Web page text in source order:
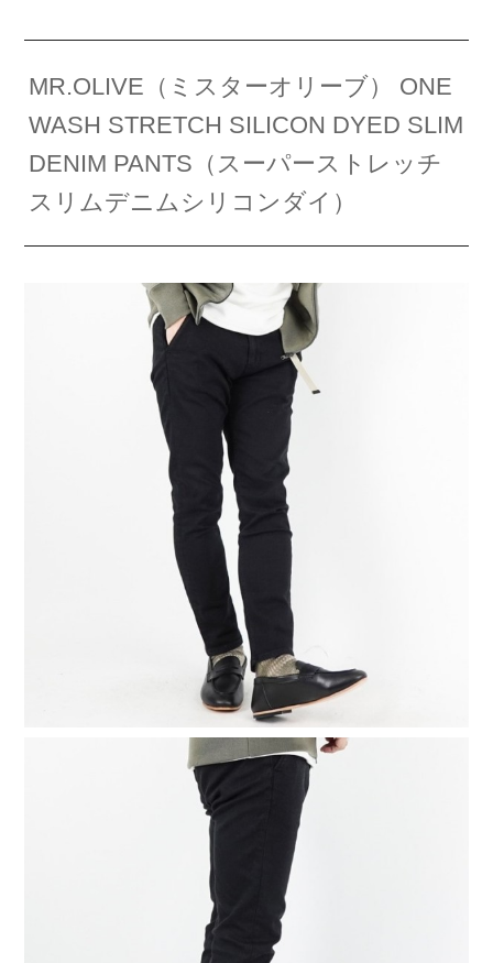
MR.OLIVE（ミスターオリーブ） ONE
WASH STRETCH SILICON DYED SLIM
DENIM PANTS（スーパーストレッチ
スリムデニムシリコンダイ）